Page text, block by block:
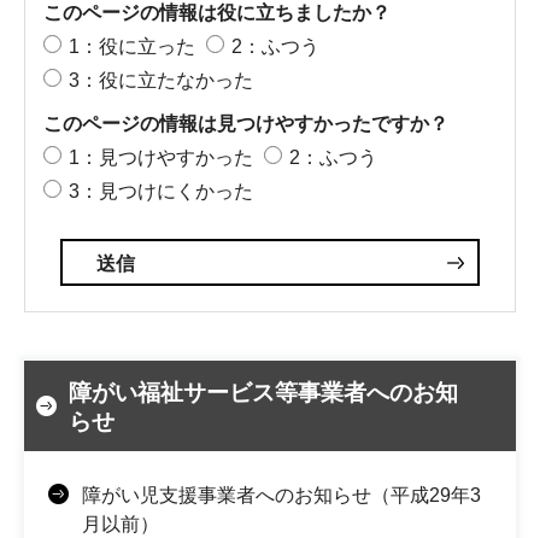
このページの情報は役に立ちましたか？
1：役に立った
2：ふつう
3：役に立たなかった
このページの情報は見つけやすかったですか？
1：見つけやすかった
2：ふつう
3：見つけにくかった
障がい福祉サービス等事業者へのお知
らせ
障がい児支援事業者へのお知らせ（平成29年3
月以前）